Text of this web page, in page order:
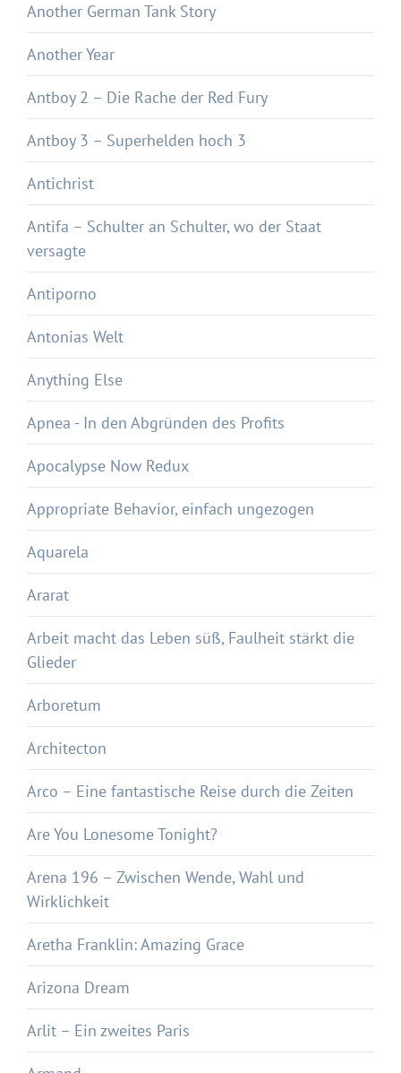
Another German Tank Story
Another Year
Antboy 2 – Die Rache der Red Fury
Antboy 3 – Superhelden hoch 3
Antichrist
Antifa – Schulter an Schulter, wo der Staat
versagte
Antiporno
Antonias Welt
Anything Else
Apnea - In den Abgründen des Profits
Apocalypse Now Redux
Appropriate Behavior, einfach ungezogen
Aquarela
Ararat
Arbeit macht das Leben süß, Faulheit stärkt die
Glieder
Arboretum
Architecton
Arco – Eine fantastische Reise durch die Zeiten
Are You Lonesome Tonight?
Arena 196 – Zwischen Wende, Wahl und
Wirklichkeit
Aretha Franklin: Amazing Grace
Arizona Dream
Arlit – Ein zweites Paris